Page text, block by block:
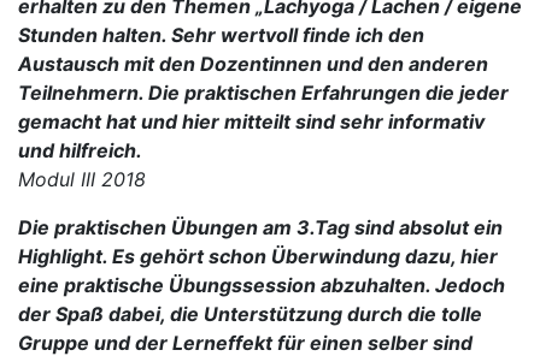
erhalten zu den Themen „Lachyoga / Lachen / eigene
Stunden halten. Sehr wertvoll finde ich den
Austausch mit den Dozentinnen und den anderen
Teilnehmern. Die praktischen Erfahrungen die jeder
gemacht hat und hier mitteilt sind sehr informativ
und hilfreich.
Modul III 2018
Die praktischen Übungen am 3.Tag sind absolut ein
Highlight. Es gehört schon Überwindung dazu, hier
eine praktische Übungssession abzuhalten. Jedoch
der Spaß dabei, die Unterstützung durch die tolle
Gruppe und der Lerneffekt für einen selber sind